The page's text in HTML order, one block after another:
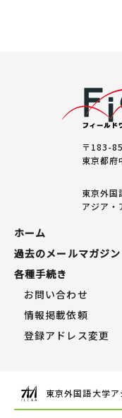
〒183-
東京都
東京外国
アジア・
ホーム
過去のメールマガジン
各種手続き
お問い合わせ
情報掲載依頼
登録アドレス変更
東京外国語大学